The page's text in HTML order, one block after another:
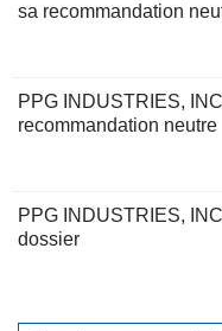
sa recommandation
PPG INDUSTRIES,
recommandation neutre
PPG INDUSTRIES,
dossier